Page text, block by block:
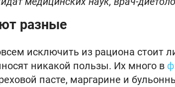
разные
исключить из рациона стоит
никакой пользы. Их много в
пасте, маргарине и